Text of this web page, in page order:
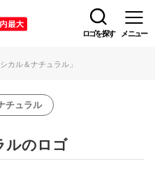
ロゴを探す メニュー
カル＆ナチュラル」
チュラル
ルのロゴ